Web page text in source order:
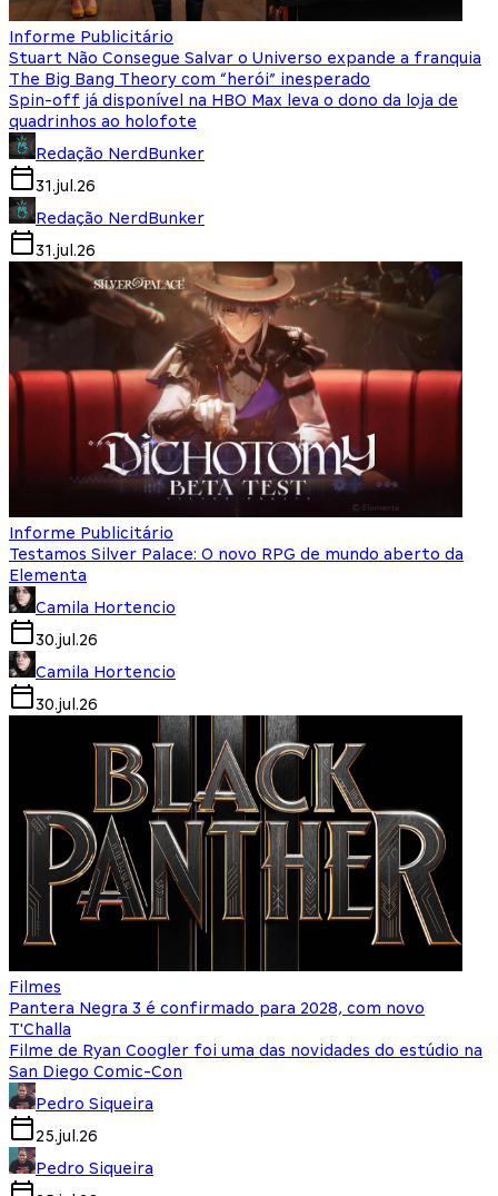
Informe Publicitário
Stuart Não Consegue Salvar o Universo expande a franquia
The Big Bang Theory com “herói” inesperado
Spin-off já disponível na HBO Max leva o dono da loja de
quadrinhos ao holofote
Redação NerdBunker
31.jul.26
Redação NerdBunker
31.jul.26
Informe Publicitário
Testamos Silver Palace: O novo RPG de mundo aberto da
Elementa
Camila Hortencio
30.jul.26
Camila Hortencio
30.jul.26
Filmes
Pantera Negra 3 é confirmado para 2028, com novo
T'Challa
Filme de Ryan Coogler foi uma das novidades do estúdio na
San Diego Comic-Con
Pedro Siqueira
25.jul.26
Pedro Siqueira